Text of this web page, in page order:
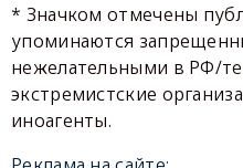
* Значком отмечены
упоминаются
нежелательными в РФ/
экстремистские
иноагенты.